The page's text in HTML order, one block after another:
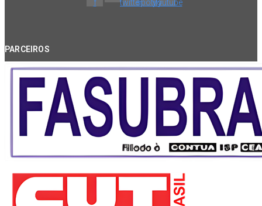
f
twitterspotifyyoutube
PARCEIROS